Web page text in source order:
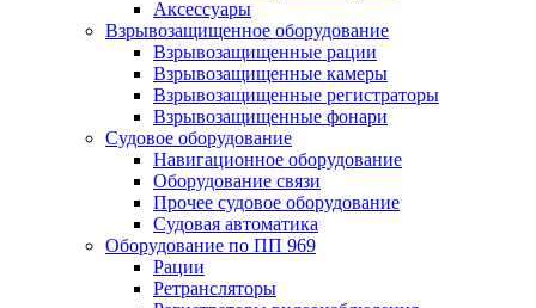
Аксессуары
Взрывозащищенное оборудование
Взрывозащищенные рации
Взрывозащищенные камеры
Взрывозащищенные регистраторы
Взрывозащищенные фонари
Судовое оборудование
Навигационное оборудование
Оборудование связи
Прочее судовое оборудование
Судовая автоматика
Оборудование по ПП 969
Рации
Ретрансляторы